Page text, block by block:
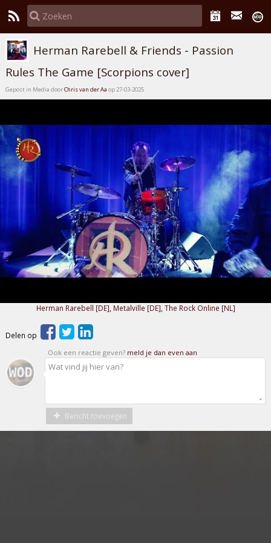
Herman Rarebell & Friends - Passion
Rules The Game [Scorpions cover]
Gepost in Media doorChris van der Aa op 27-03-2025
Herman Rarebell [DE] Metalville [DE] The Rock Online [NL]
Delen op
Ook een reactie geven? meld je dan even aan
Bericht toevoegen